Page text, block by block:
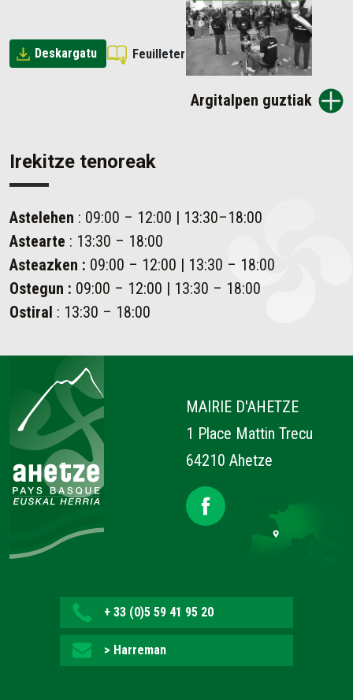
Deskargatu Feuilleter
Argitalpen guztiak
Irekitze tenoreak
Astelehen : 09:00 – 12:00 | 13:30–18:00
Astearte : 13:30 – 18:00
Asteazken : 09:00 – 12:00 | 13:30 – 18:00
Ostegun : 09:00 – 12:00 | 13:30 – 18:00
Ostiral : 13:30 – 18:00
MAIRIE D'AHETZE
1 Place Mattin Trecu
64210 Ahetze
+ 33 (0)5 59 41 95 20
> Harreman